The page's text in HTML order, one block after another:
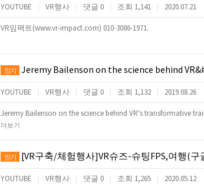
YOUTUBE | VR행사 | 댓글 0 | 조회 1,141 | 2020.07.21
VR임팩트(www.vr-impact.com) 010-3086-1971.
인기 Jeremy Bailenson on the science behind
YOUTUBE | VR행사 | 댓글 0 | 조회 1,132 | 2019.08.26
Jeremy Bailenson on the science behind VR's transformative
더보기
인기 [VR구축/체험행사]VR슈즈-슈팅FPS,여행(구글어스VR),VR트레드밀,VR
YOUTUBE | VR행사 | 댓글 0 | 조회 1,265 | 2020.05.12